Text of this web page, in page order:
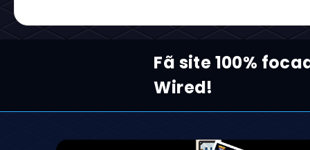
Fã site 100%
Wired!